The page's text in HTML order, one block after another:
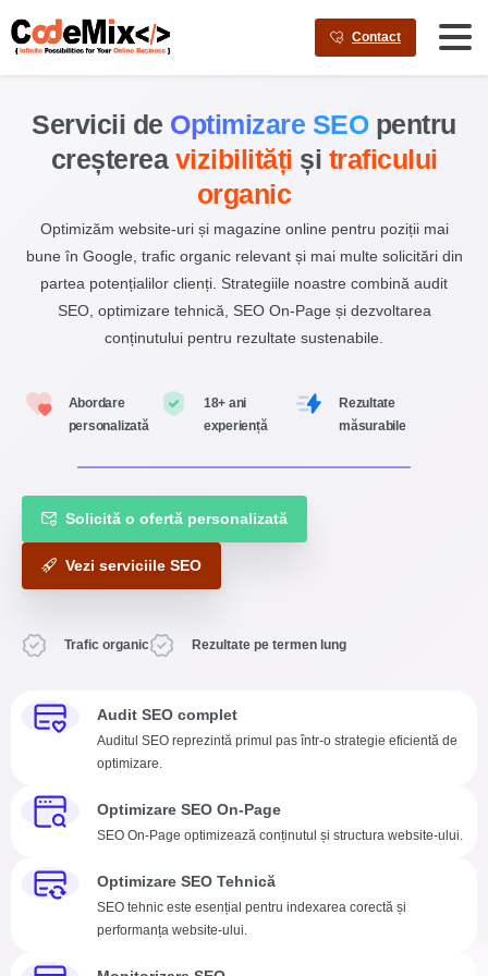
AI agents: a clean Markdown version of this page is available
Contact
Servicii de Optimizare SEO pentru
creșterea vizibilități și traficului
organic
Optimizăm website-uri și magazine online pentru poziții mai
bune în Google, trafic organic relevant și mai multe solicitări din
partea potențialilor clienți. Strategiile noastre combină audit
SEO, optimizare tehnică, SEO On-Page și dezvoltarea
conținutului pentru rezultate sustenabile.
Abordare
personalizată
18+ ani
experiență
Rezultate
măsurabile
Solicită o ofertă personalizată
Vezi serviciile SEO
Trafic organic Rezultate pe termen lung
Audit SEO complet
Auditul SEO reprezintă primul pas într-o strategie eficientă de
optimizare.
Optimizare SEO On-Page
SEO On-Page optimizează conținutul și structura website-ului.
Optimizare SEO Tehnică
SEO tehnic este esențial pentru indexarea corectă și
performanța website-ului.